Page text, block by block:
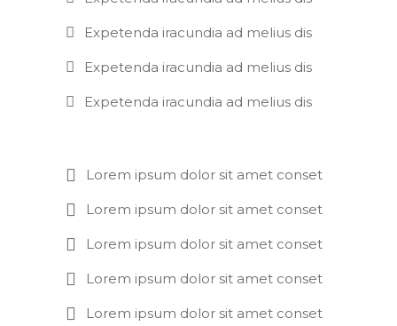
Expetenda iracundia ad melius dis
Expetenda iracundia ad melius dis
Expetenda iracundia ad melius dis
Lorem ipsum dolor sit amet conset
Lorem ipsum dolor sit amet conset
Lorem ipsum dolor sit amet conset
Lorem ipsum dolor sit amet conset
Lorem ipsum dolor sit amet conset